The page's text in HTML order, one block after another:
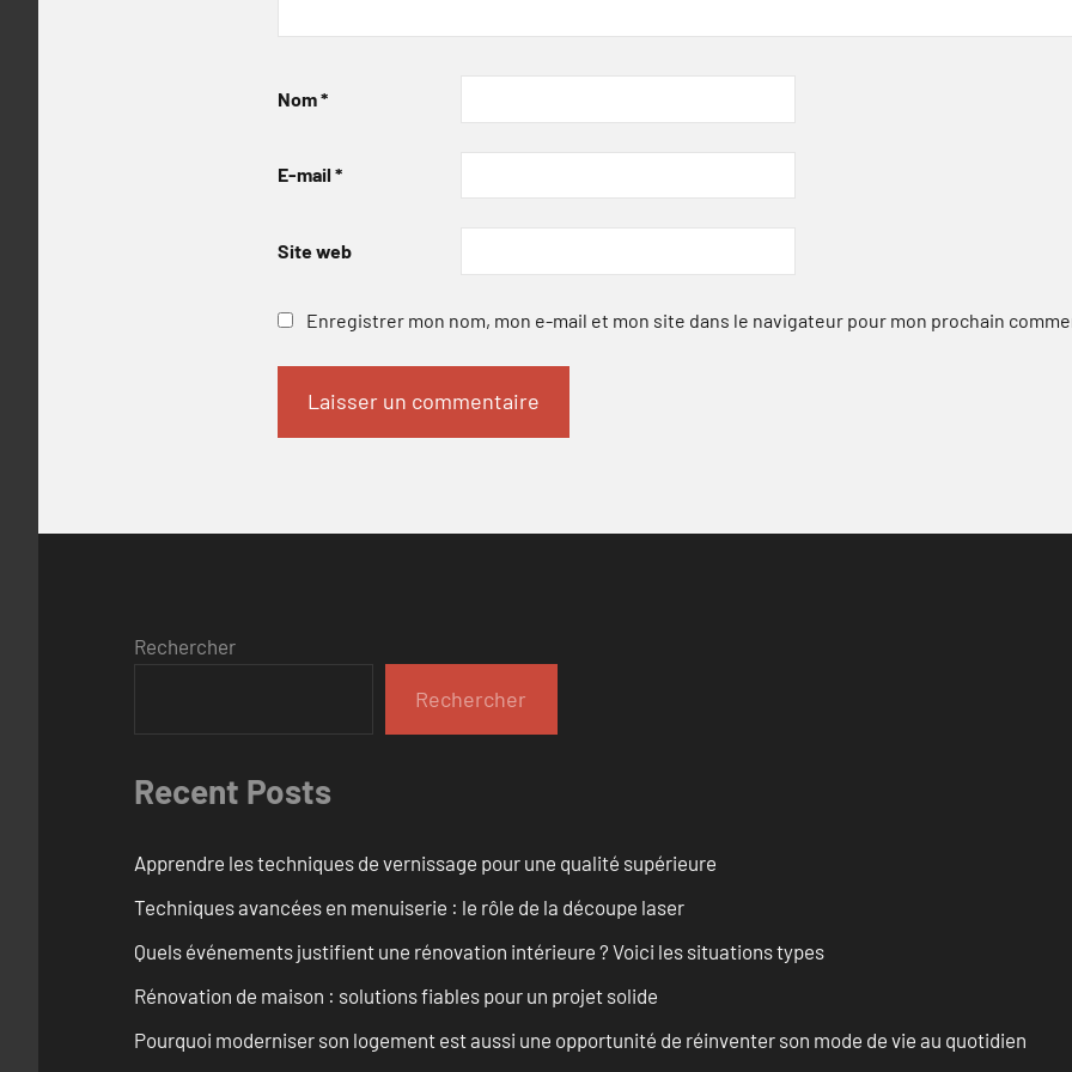
Nom*
E-mail *
Site web
Enregistrer mon nom, mon e-mail et mon site dans le navigateur pour mon prochain
Rechercher
Rechercher
Recent Posts
Apprendre les techniques de vernissage pour une qualité supérieure
Techniques avancées en menuiserie : le rôle de la découpe laser
Quels événements justifient une rénovation intérieure ? Voici les situations types
Rénovation de maison : solutions fiables pour un projet solide
Pourquoi moderniser son logement est aussi une opportunité de réinventer son mode de vie au quotidien